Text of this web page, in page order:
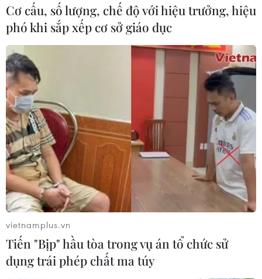
Cơ cấu, số lượng, chế độ với hiệu trưởng, hiệu
phó khi sắp xếp cơ sở giáo dục
vietnamplus.vn
Tiến "Bịp" hầu tòa trong vụ án tổ chức sử
dụng trái phép chất ma túy